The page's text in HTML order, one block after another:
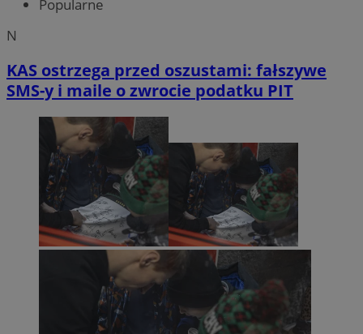
Popularne
N
KAS ostrzega przed oszustami: fałszywe
SMS-y i maile o zwrocie podatku PIT